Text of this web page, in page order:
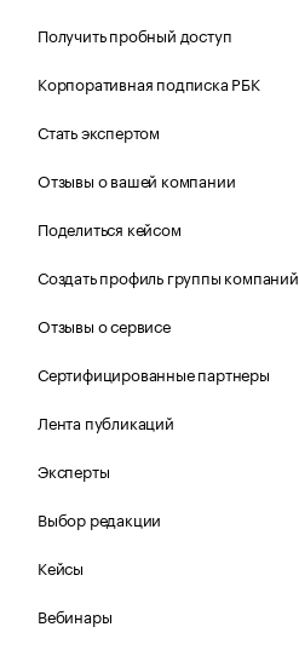
Получить пробный доступ
Корпоративная подписка РБК
Стать экспертом
Отзывы о вашей компании
Поделиться кейсом
Создать профиль группы компаний
Отзывы о сервисе
Сертифицированные партнеры
Лента публикаций
Эксперты
Выбор редакции
Кейсы
Вебинары